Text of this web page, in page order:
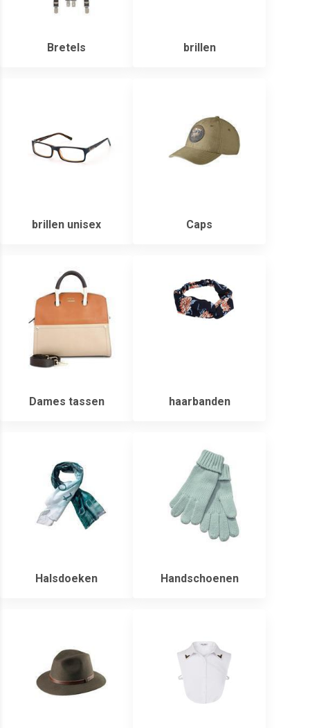
Bretels brillen
brillen unisex Caps
Dames tassen haarbanden
Halsdoeken Handschoenen